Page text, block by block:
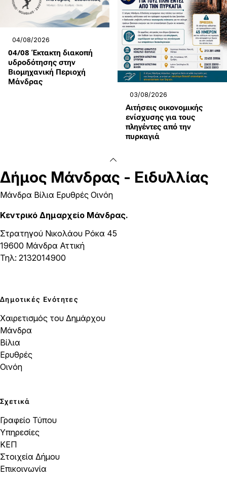
04/08/2026
04/08 Έκτακτη διακοπή
υδροδότησης στην
Βιομηχανική Περιοχή
Μάνδρας
03/08/2026
Αιτήσεις οικονομικής
ενίσχυσης για τους
πληγέντες από την
πυρκαγιά
Δήμος Μάνδρας - Ειδυλλίας
Μάνδρα Βίλια Ερυθρές Οινόη
Κεντρικό Δημαρχείο Μάνδρας.
Στρατηγού Νικολάου Ρόκα 45
19600 Μάνδρα Αττική
Τηλ: 2132014900
Δημοτικές Ενότητες
Χαιρετισμός του Δημάρχου
Μάνδρα
Βίλια
Ερυθρές
Οινόη
Σχετικά
Γραφείο Τύπου
Υπηρεσίες
ΚΕΠ
Στοιχεία Δήμου
Επικοινωνία